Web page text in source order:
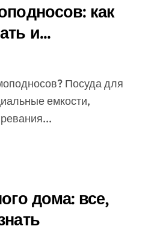
как
и
емкости,
дома: все,